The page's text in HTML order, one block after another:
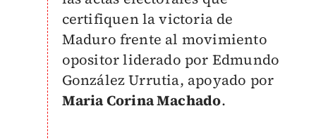
certifiquen la victoria de
Maduro frente al movimiento
opositor liderado por Edmundo
González Urrutia, apoyado por
Maria Corina Machado.